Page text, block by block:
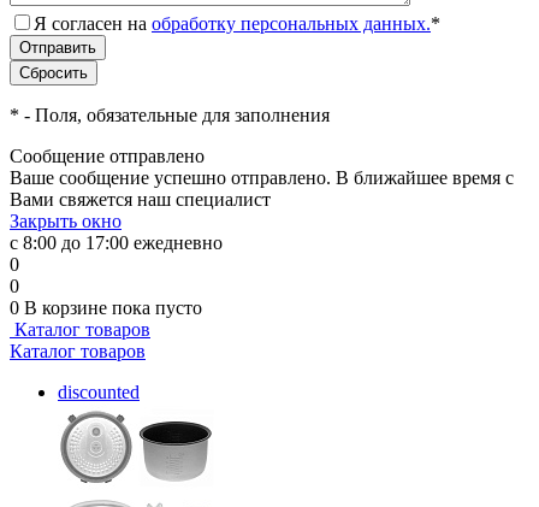
Я согласен на обработку персональных данных.*
* - Поля, обязательные для заполнения
Сообщение отправлено
Ваше сообщение успешно отправлено. В ближайшее время с
Вами свяжется наш специалист
Закрыть окно
с 8:00 до 17:00 ежедневно
0
0
0 В корзине пока пусто
Каталог товаров
Каталог товаров
discounted